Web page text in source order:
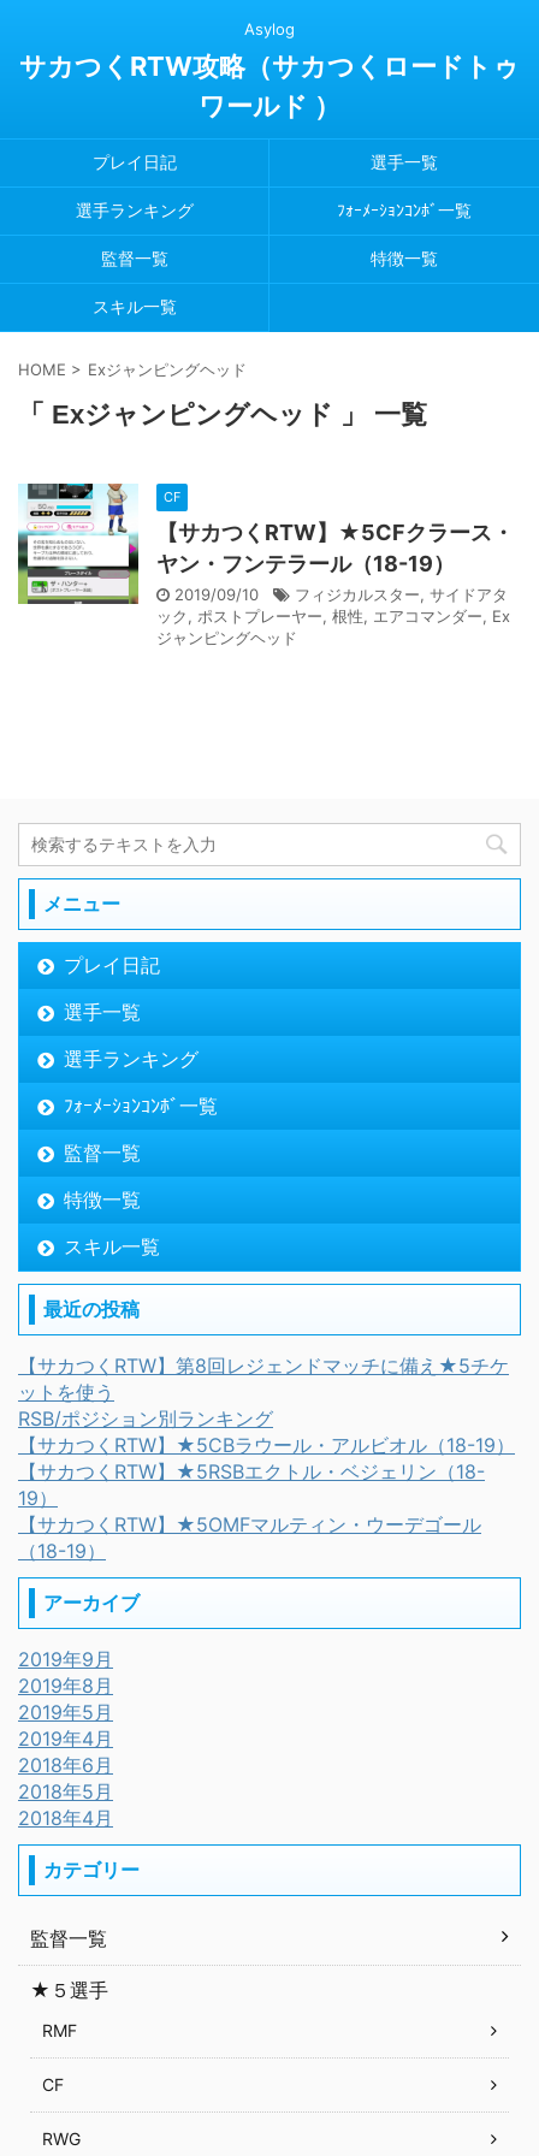
Asylog
サカつくRTW攻略（サカつくロードトゥ
ワールド ）
プレイ日記 選手一覧
選手ランキング ﾌｫｰﾒｰｼｮﾝｺﾝﾎﾞ一覧
監督一覧 特徴一覧
スキル一覧
HOME > Exジャンピングヘッド
「 Exジャンピングヘッド 」 一覧
CF
【サカつくRTW】★5CFクラース・
ヤン・フンテラール（18-19）
2019/09/10 フィジカルスター, サイドアタ
ック, ポストプレーヤー, 根性, エアコマンダー, Ex
ジャンピングヘッド
メニュー
プレイ日記
選手一覧
選手ランキング
ﾌｫｰﾒｰｼｮﾝｺﾝﾎﾞ一覧
監督一覧
特徴一覧
スキル一覧
最近の投稿
【サカつくRTW】第8回レジェンドマッチに備え★5チケ
ットを使う
RSB/ポジション別ランキング
【サカつくRTW】★5CBラウール・アルビオル（18-19）
【サカつくRTW】★5RSBエクトル・ベジェリン（18-
19）
【サカつくRTW】★5OMFマルティン・ウーデゴール
（18-19）
アーカイブ
2019年9月
2019年8月
2019年5月
2019年4月
2018年6月
2018年5月
2018年4月
カテゴリー
監督一覧
★５選手
RMF
CF
RWG